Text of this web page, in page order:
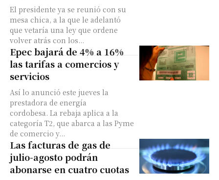
El presidente ya se reunió con su
mesa chica, a la que le adelantó
que vetaría una ley que ordene
volver atrás con los...
Epec bajará de 4% a 16%
las tarifas a comercios y
servicios
Así lo anunció este jueves la
prestadora de energía
cordobesa. La rebaja aplica a la
categoría T2, que abarca a las Pyme
de comercio y...
Las facturas de gas de
julio-agosto podrán
abonarse en cuatro cuotas